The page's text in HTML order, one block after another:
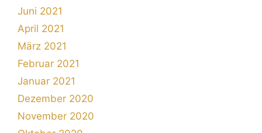
Juni 2021
April 2021
März 2021
Februar 2021
Januar 2021
Dezember 2020
November 2020